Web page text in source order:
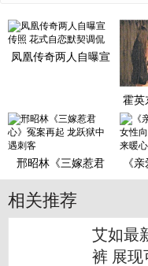
凤凰传奇两人自曝宣
霍英
富城
邢昭林《三嫁惹君
心》冤案再起 龙跃狱
中遇刺
《
女性
相关推荐
艾如最
裤 展现